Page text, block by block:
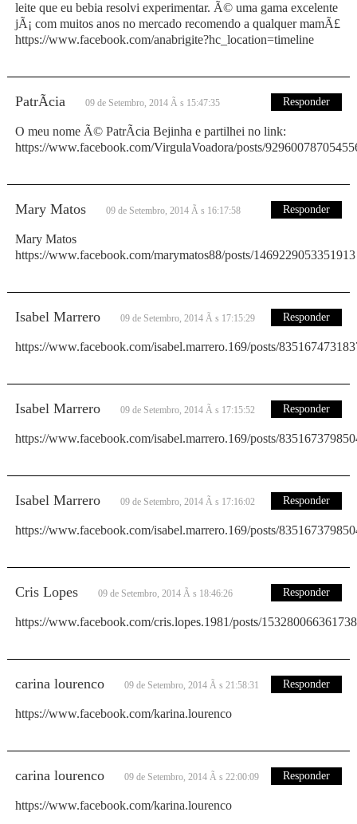
leite que eu bebia resolvi experimentar. Ã© uma gama excelente
jÃ¡ com muitos anos no mercado recomendo a qualquer mamÃ£
https://www.facebook.com/anabrigite?hc_location=timeline
PatrÃ­cia 09 de Setembro, 2014 Ã s 15:47:35 Responder
O meu nome Ã© PatrÃ­cia Bejinha e partilhei no link:
https://www.facebook.com/VirgulaVoadora/posts/
Mary Matos 09 de Setembro, 2014 Ã s 16:17:58 Responder
Mary Matos
https://www.facebook.com/marymatos88/posts/1469229053351913
Isabel Marrero 09 de Setembro, 2014 Ã s 17:15:29 Responder
https://www.facebook.com/isabel.marrero.169/posts/
Isabel Marrero 09 de Setembro, 2014 Ã s 17:15:52 Responder
https://www.facebook.com/isabel.marrero.169/posts/
Isabel Marrero 09 de Setembro, 2014 Ã s 17:16:02 Responder
https://www.facebook.com/isabel.marrero.169/posts/
Cris Lopes 09 de Setembro, 2014 Ã s 18:46:26 Responder
https://www.facebook.com/cris.lopes.1981/posts/
carina lourenco 09 de Setembro, 2014 Ã s 21:58:31 Responder
https://www.facebook.com/karina.lourenco
carina lourenco 09 de Setembro, 2014 Ã s 22:00:09 Responder
https://www.facebook.com/karina.lourenco